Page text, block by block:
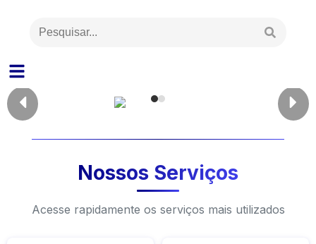
Nossos Serviços
Acesse rapidamente os serviços mais utilizados